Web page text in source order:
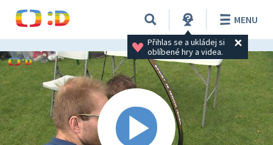
Přihlas se a ukládej si
oblíbené hry a videa.
MENU